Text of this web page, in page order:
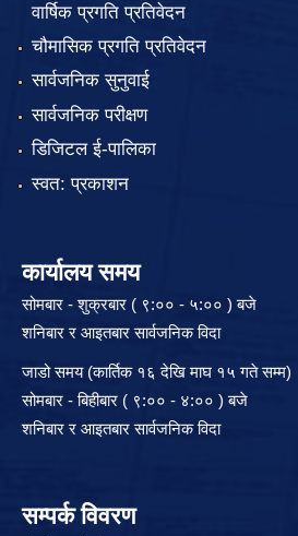
वार्षिक प्रगति प्रतिवेदन
चौमासिक प्रगति प्रतिवेदन
सार्वजनिक सुनुवाई
सार्वजनिक परीक्षण
डिजिटल ई-पालिका
स्वत: प्रकाशन
कार्यालय समय
सोमबार - शुक्रबार ( ९:०० - ५:०० ) बजे
शनिबार र आइतबार सार्वजनिक विदा
जाडो समय (कार्तिक १६ देखि माघ १५ गते सम्म)
सोमबार - बिहीबार ( ९:०० - ४:०० ) बजे
शनिबार र आइतबार सार्वजनिक विदा
सम्पर्क विवरण